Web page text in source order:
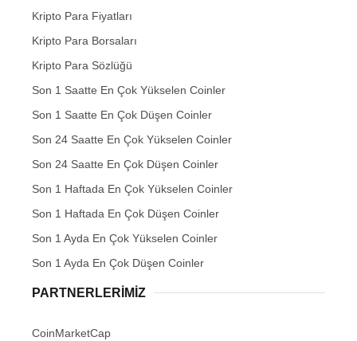
Kripto Para Fiyatları
Kripto Para Borsaları
Kripto Para Sözlüğü
Son 1 Saatte En Çok Yükselen Coinler
Son 1 Saatte En Çok Düşen Coinler
Son 24 Saatte En Çok Yükselen Coinler
Son 24 Saatte En Çok Düşen Coinler
Son 1 Haftada En Çok Yükselen Coinler
Son 1 Haftada En Çok Düşen Coinler
Son 1 Ayda En Çok Yükselen Coinler
Son 1 Ayda En Çok Düşen Coinler
PARTNERLERIMIZ
CoinMarketCap